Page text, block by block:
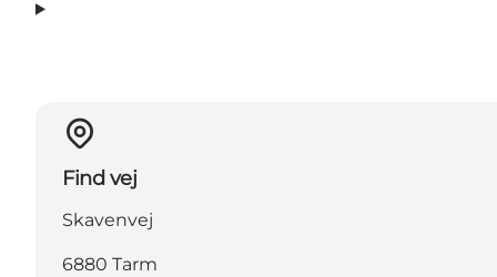
Find vej
Skavenvej
6880 Tarm